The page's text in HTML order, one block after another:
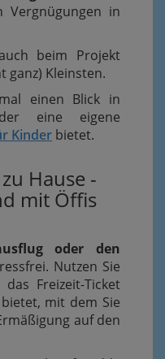
Vergnügungen in
beim Projekt
ganz) Kleinsten.
einen Blick in
eine eigene
Kinder bietet.
Hause -
mit Öffis
oder den
Nutzen Sie
Freizeit-Ticket
mit dem Sie
auf den